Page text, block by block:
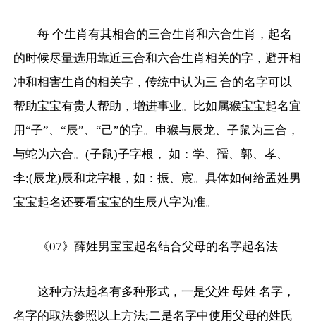
每 个生肖有其相合的三合生肖和六合生肖，起名
的时候尽量选用靠近三合和六合生肖相关的字，避开相
冲和相害生肖的相关字，传统中认为三 合的名字可以
帮助宝宝有贵人帮助，增进事业。比如属猴宝宝起名宜
用“子”、“辰”、“己”的字。申猴与辰龙、子鼠为三合，
与蛇为六合。(子鼠)子字根， 如：学、孺、郭、孝、
李;(辰龙)辰和龙字根，如：振、宸。具体如何给孟姓男
宝宝起名还要看宝宝的生辰八字为准。
《07》薛姓男宝宝起名结合父母的名字起名法
这种方法起名有多种形式，一是父姓 母姓 名字，
名字的取法参照以上方法;二是名字中使用父母的姓氏